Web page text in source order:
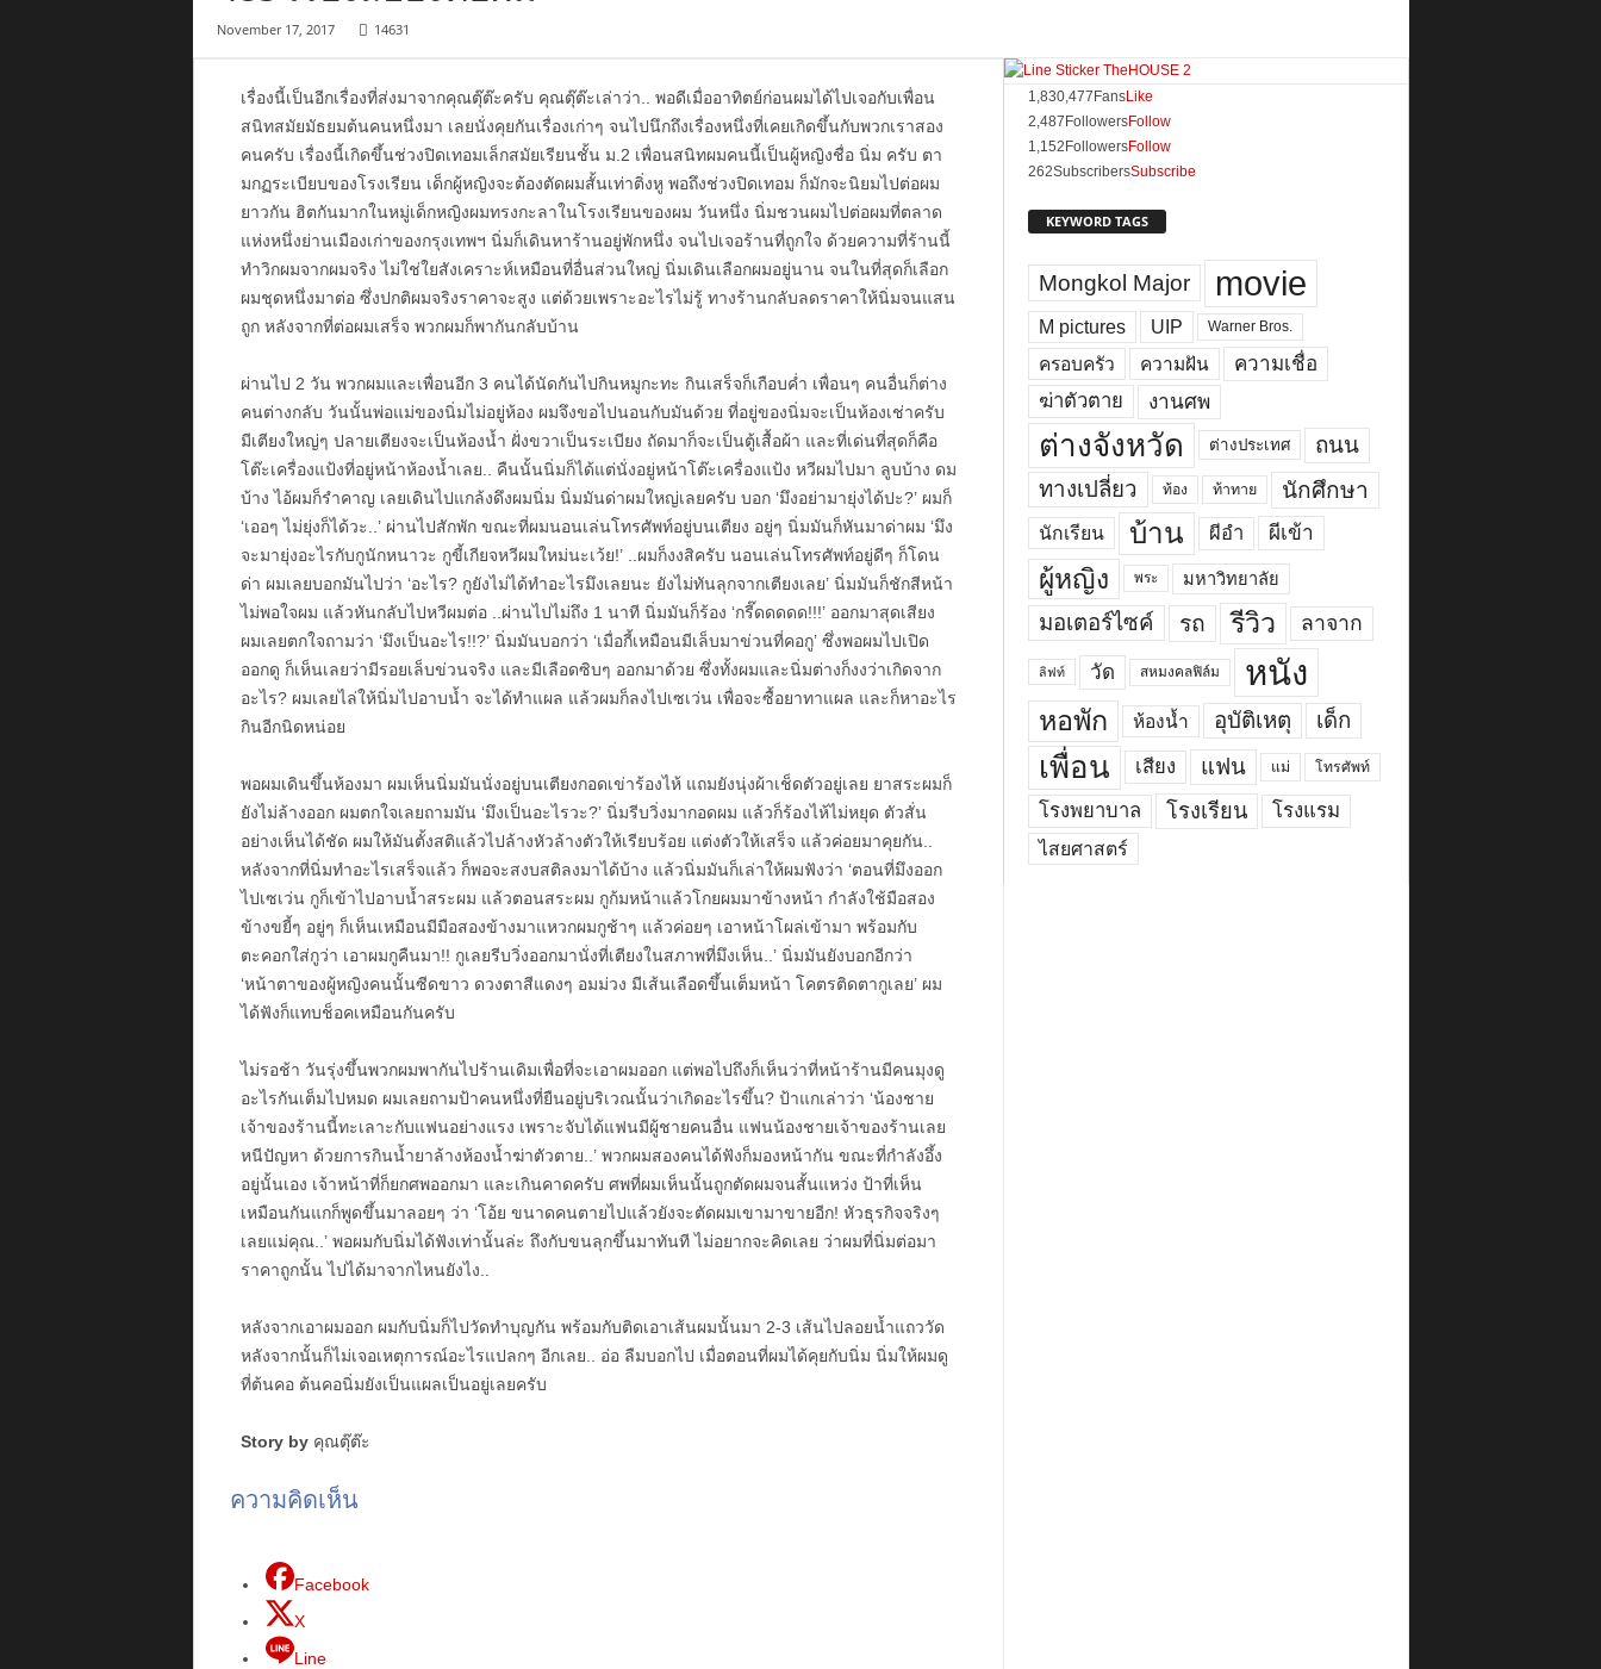
November 17, 2017 14631
เรื่องนี้เป็นอีกเรื่องที่ส่งมาจากคุณตุ๊ต๊ะครับ คุณตุ๊ต๊ะเล่าว่า.. พอดีเมื่ออาทิตย์ก่อนผมได้ไปเจอกับเพื่อน
สนิทสมัยมัธยมต้นคนหนึ่งมา เลยนั่งคุยกันเรื่องเก่าๆ จนไปนึกถึงเรื่องหนึ่งที่เคยเกิดขึ้นกับพวกเราสอง
คนครับ เรื่องนี้เกิดขึ้นช่วงปิดเทอมเล็กสมัยเรียนชั้น ม.2 เพื่อนสนิทผมคนนี้เป็นผู้หญิงชื่อ นิ่ม ครับ ตา
มกฏระเบียบของโรงเรียน เด็กผู้หญิงจะต้องตัดผมสั้นเท่าติ่งหู พอถึงช่วงปิดเทอม ก็มักจะนิยมไปต่อผม
ยาวกัน ฮิตกันมากในหมู่เด็กหญิงผมทรงกะลาในโรงเรียนของผม วันหนึ่ง นิ่มชวนผมไปต่อผมที่ตลาด
แห่งหนึ่งย่านเมืองเก่าของกรุงเทพฯ นิ่มก็เดินหาร้านอยู่พักหนึ่ง จนไปเจอร้านที่ถูกใจ ด้วยความที่ร้านนี้
ทำวิกผมจากผมจริง ไม่ใช่ใยสังเคราะห์เหมือนที่อื่นส่วนใหญ่ นิ่มเดินเลือกผมอยู่นาน จนในที่สุดก็เลือก
ผมชุดหนึ่งมาต่อ ซึ่งปกติผมจริงราคาจะสูง แต่ด้วยเพราะอะไรไม่รู้ ทางร้านกลับลดราคาให้นิ่มจนแสน
ถูก หลังจากที่ต่อผมเสร็จ พวกผมก็พากันกลับบ้าน
ผ่านไป 2 วัน พวกผมและเพื่อนอีก 3 คนได้นัดกันไปกินหมูกะทะ กินเสร็จก็เกือบค่ำ เพื่อนๆ คนอื่นก็ต่าง
คนต่างกลับ วันนั้นพ่อแม่ของนิ่มไม่อยู่ห้อง ผมจึงขอไปนอนกับมันด้วย ที่อยู่ของนิ่มจะเป็นห้องเช่าครับ
มีเตียงใหญ่ๆ ปลายเตียงจะเป็นห้องน้ำ ฝั่งขวาเป็นระเบียง ถัดมาก็จะเป็นตู้เสื้อผ้า และที่เด่นที่สุดก็คือ
โต๊ะเครื่องแป้งที่อยู่หน้าห้องน้ำเลย.. คืนนั้นนิ่มก็ได้แต่นั่งอยู่หน้าโต๊ะเครื่องแป้ง หวีผมไปมา ลูบบ้าง ดม
บ้าง ไอ้ผมก็รำคาญ เลยเดินไปแกล้งดึงผมนิ่ม นิ่มมันด่าผมใหญ่เลยครับ บอก ‘มึงอย่ามายุ่งได้ปะ?’ ผมก็
‘เออๆ ไม่ยุ่งก็ได้วะ..’ ผ่านไปสักพัก ขณะที่ผมนอนเล่นโทรศัพท์อยู่บนเตียง อยู่ๆ นิ่มมันก็หันมาด่าผม ‘มึง
จะมายุ่งอะไรกับกูนักหนาวะ กูขี้เกียจหวีผมใหม่นะเว้ย!’ ..ผมก็งงสิครับ นอนเล่นโทรศัพท์อยู่ดีๆ ก็โดน
ด่า ผมเลยบอกมันไปว่า ‘อะไร? กูยังไม่ได้ทำอะไรมึงเลยนะ ยังไม่ทันลุกจากเตียงเลย’ นิ่มมันก็ชักสีหน้า
ไม่พอใจผม แล้วหันกลับไปหวีผมต่อ ..ผ่านไปไม่ถึง 1 นาที นิ่มมันก็ร้อง ‘กรี๊ดดดดด!!!’ ออกมาสุดเสียง
ผมเลยตกใจถามว่า ‘มึงเป็นอะไร!!?’ นิ่มมันบอกว่า ‘เมื่อกี้เหมือนมีเล็บมาข่วนที่คอกู’ ซึ่งพอผมไปเปิด
ออกดู ก็เห็นเลยว่ามีรอยเล็บข่วนจริง และมีเลือดซิบๆ ออกมาด้วย ซึ่งทั้งผมและนิ่มต่างก็งงว่าเกิดจาก
อะไร? ผมเลยไล่ให้นิ่มไปอาบน้ำ จะได้ทำแผล แล้วผมก็ลงไปเซเว่น เพื่อจะซื้อยาทาแผล และก็หาอะไร
กินอีกนิดหน่อย
พอผมเดินขึ้นห้องมา ผมเห็นนิ่มมันนั่งอยู่บนเตียงกอดเข่าร้องไห้ แถมยังนุ่งผ้าเช็ดตัวอยู่เลย ยาสระผมก็
ยังไม่ล้างออก ผมตกใจเลยถามมัน ‘มึงเป็นอะไรวะ?’ นิ่มรีบวิ่งมากอดผม แล้วก็ร้องไห้ไม่หยุด ตัวสั่น
อย่างเห็นได้ชัด ผมให้มันตั้งสติแล้วไปล้างหัวล้างตัวให้เรียบร้อย แต่งตัวให้เสร็จ แล้วค่อยมาคุยกัน..
หลังจากที่นิ่มทำอะไรเสร็จแล้ว ก็พอจะสงบสติลงมาได้บ้าง แล้วนิ่มมันก็เล่าให้ผมฟังว่า ‘ตอนที่มึงออก
ไปเซเว่น กูก็เข้าไปอาบน้ำสระผม แล้วตอนสระผม กูก้มหน้าแล้วโกยผมมาข้างหน้า กำลังใช้มือสอง
ข้างขยี้ๆ อยู่ๆ ก็เห็นเหมือนมีมือสองข้างมาแหวกผมกูช้าๆ แล้วค่อยๆ เอาหน้าโผล่เข้ามา พร้อมกับ
ตะคอกใส่กูว่า เอาผมกูคืนมา!! กูเลยรีบวิ่งออกมานั่งที่เตียงในสภาพที่มึงเห็น..’ นิ่มมันยังบอกอีกว่า
‘หน้าตาของผู้หญิงคนนั้นซีดขาว ดวงตาสีแดงๆ อมม่วง มีเส้นเลือดขึ้นเต็มหน้า โคตรติดตากูเลย’ ผม
ได้ฟังก็แทบช็อคเหมือนกันครับ
ไม่รอช้า วันรุ่งขึ้นพวกผมพากันไปร้านเดิมเพื่อที่จะเอาผมออก แต่พอไปถึงก็เห็นว่าที่หน้าร้านมีคนมุงดู
อะไรกันเต็มไปหมด ผมเลยถามป้าคนหนึ่งที่ยืนอยู่บริเวณนั้นว่าเกิดอะไรขึ้น? ป้าแกเล่าว่า ‘น้องชาย
เจ้าของร้านนี้ทะเลาะกับแฟนอย่างแรง เพราะจับได้แฟนมีผู้ชายคนอื่น แฟนน้องชายเจ้าของร้านเลย
หนีปัญหา ด้วยการกินน้ำยาล้างห้องน้ำฆ่าตัวตาย..’ พวกผมสองคนได้ฟังก็มองหน้ากัน ขณะที่กำลังอึ้ง
อยู่นั้นเอง เจ้าหน้าที่ก็ยกศพออกมา และเกินคาดครับ ศพที่ผมเห็นนั้นถูกตัดผมจนสั้นแหว่ง ป้าที่เห็น
เหมือนกันแกก็พูดขึ้นมาลอยๆ ว่า ‘โอ้ย ขนาดคนตายไปแล้วยังจะตัดผมเขามาขายอีก! หัวธุรกิจจริงๆ
เลยแม่คุณ..’ พอผมกับนิ่มได้ฟังเท่านั้นล่ะ ถึงกับขนลุกขึ้นมาทันที ไม่อยากจะคิดเลย ว่าผมที่นิ่มต่อมา
ราคาถูกนั้น ไปได้มาจากไหนยังไง..
หลังจากเอาผมออก ผมกับนิ่มก็ไปวัดทำบุญกัน พร้อมกับติดเอาเส้นผมนั้นมา 2-3 เส้นไปลอยน้ำแถววัด
หลังจากนั้นก็ไม่เจอเหตุการณ์อะไรแปลกๆ อีกเลย.. อ่อ ลืมบอกไป เมื่อตอนที่ผมได้คุยกับนิ่ม นิ่มให้ผมดู
ที่ต้นคอ ต้นคอนิ่มยังเป็นแผลเป็นอยู่เลยครับ
Story byคุณตุ๊ต๊ะ
ความคิดเห็น
Facebook
X
Line
1,830,477 FansLike
2,487 FollowersFollow
1,152 FollowersFollow
262SubscribersSubscribe
KEYWORD TAGS
Mongkol Major movie
M pictures UIP Warner Bros.
ครอบครัว ความฝัน
ความเชื่อ
ฆ่าตัวตาย
งานศพ
ต่างจังหวัด ต่างประเทศ
ถนน
ทางเปลี่ยว
ท้อง ท้าทาย นักศึกษา
นักเรียน บ้าน ผีอำ ผีเข้า
ผู้หญิง พระ มหาวิทยาลัย
มอเตอร์ไซค์ รถ รีวิว ลาจาก
ลิฟท์ วัด สหมงคลฟิล์ม หนัง
หอพัก ห้องน้ำ อุบัติเหตุ เด็ก
เพื่อน เสียง แฟน แม่ โทรศัพท์
โรงพยาบาล โรงเรียน โรงแรม
ไสยศาสตร์